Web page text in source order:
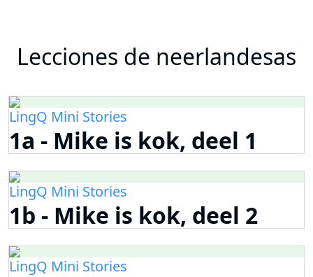
Lecciones de neerlandesas
LingQ Mini Stories
1a - Mike is kok, deel 1
LingQ Mini Stories
1b - Mike is kok, deel 2
LingQ Mini Stories